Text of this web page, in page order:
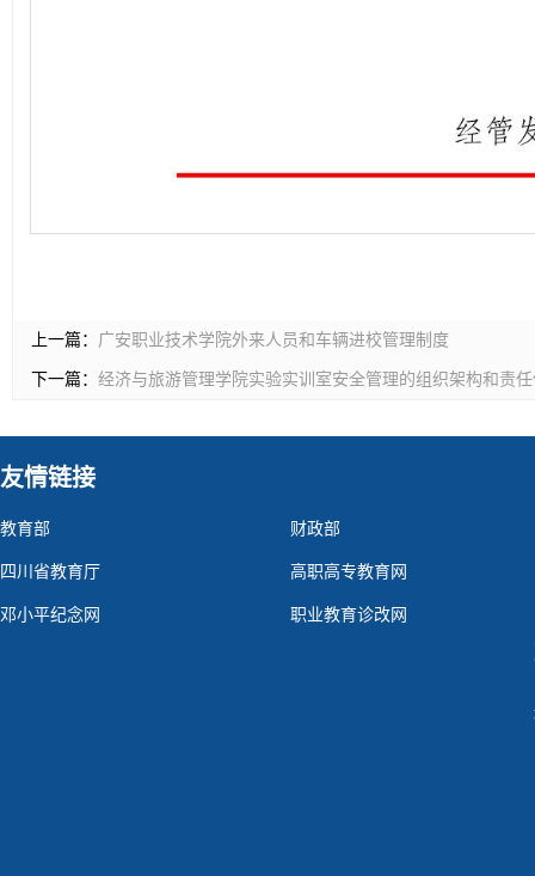
上一篇： 广安职业技术学院外来人员和车辆进校管理制度
下一篇： 经济与旅游管理学院实验实训室安全管理的组织架构和责
友情链接
教育部 财政部
四川省教育厅 高职高专教育网
邓小平纪念网 职业教育诊改网